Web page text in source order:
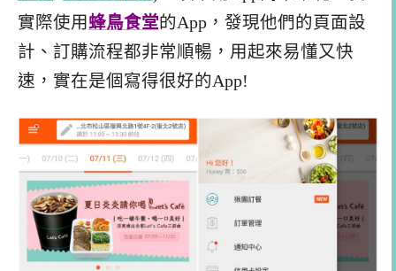
實際使用蜂鳥食堂的App，發現他們的頁面設
計、訂購流程都非常順暢，用起來易懂又快
速，實在是個寫得很好的App!